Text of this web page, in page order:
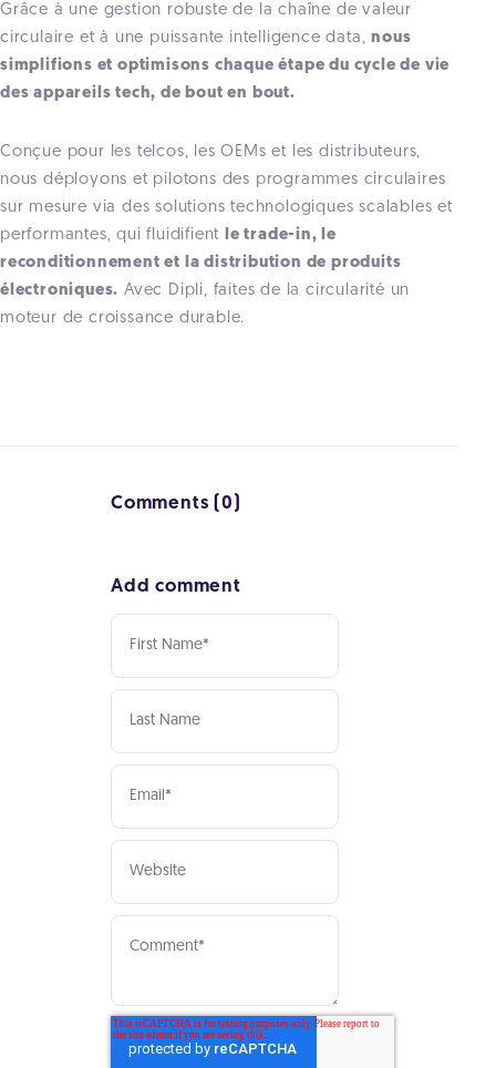
Grâce à une gestion robuste de la chaîne de valeur
circulaire et à une puissante intelligence data, nous
simplifions et optimisons chaque étape du cycle de vie
des appareils tech, de bout en bout.
Conçue pour les telcos, les OEMs et les distributeurs,
nous déployons et pilotons des programmes circulaires
sur mesure via des solutions technologiques scalables et
performantes, qui fluidifient le trade-in, le
reconditionnement et la distribution de produits
électroniques. Avec Dipli, faites de la circularité un
moteur de croissance durable.
Comments (0)
Add comment